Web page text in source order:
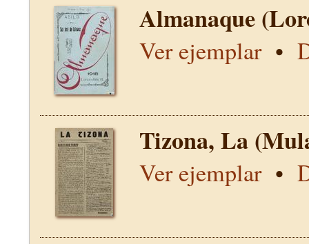
Almanaque
Ver ejemplar•
Tizona, La
Ver ejemplar•